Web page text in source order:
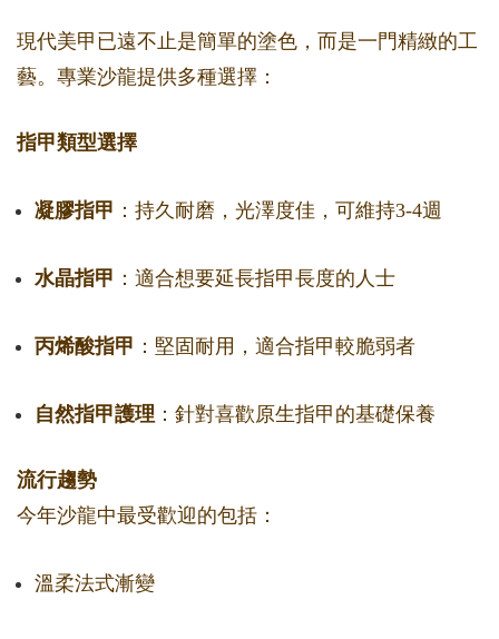
現代美甲已遠不止是簡單的塗色，而是一門精緻的工
藝。專業沙龍提供多種選擇：
指甲類型選擇
凝膠指甲 ：持久耐磨，光澤度佳，可維持3-4週
水晶指甲 ：適合想要延長指甲長度的人士
丙烯酸指甲 ：堅固耐用，適合指甲較脆弱者
自然指甲護理 ：針對喜歡原生指甲的基礎保養
流行趨勢
今年沙龍中最受歡迎的包括：
溫柔法式漸變